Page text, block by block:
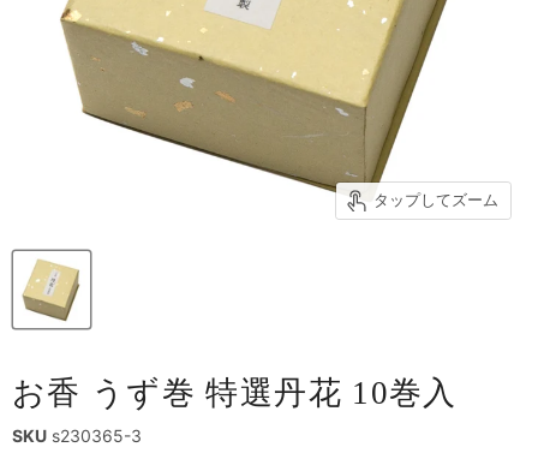
タップしてズーム
お香 うず巻 特選丹花 10巻入
SKU s230365-3